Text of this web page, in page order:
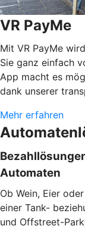
VR PayMe
Mit VR PayMe
Sie ganz einfach
App macht es
dank unserer
Mehr erfahren
Automaten
Ob Wein, Eier
einer Tank-
und Offstreet-